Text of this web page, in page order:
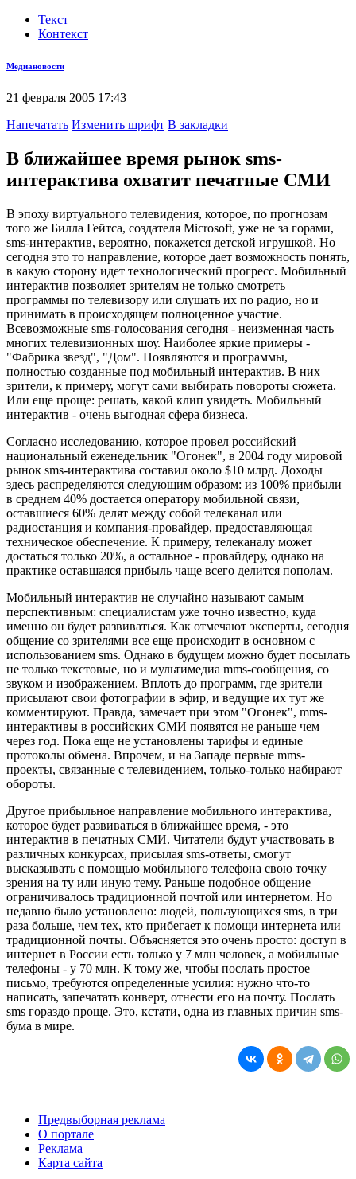
Текст
Контекст
Медиановости
21 февраля 2005 17:43
Напечатать Изменить шрифт В закладки
В ближайшее время рынок sms-
интерактива охватит печатные СМИ
В эпоху виртуального телевидения, которое, по прогнозам
того же Билла Гейтса, создателя Microsoft, уже не за горами,
sms-интерактив, вероятно, покажется детской игрушкой. Но
сегодня это то направление, которое дает возможность понять,
в какую сторону идет технологический прогресс. Мобильный
интерактив позволяет зрителям не только смотреть
программы по телевизору или слушать их по радио, но и
принимать в происходящем полноценное участие.
Всевозможные sms-голосования сегодня - неизменная часть
многих телевизионных шоу. Наиболее яркие примеры -
"Фабрика звезд", "Дом". Появляются и программы,
полностью созданные под мобильный интерактив. В них
зрители, к примеру, могут сами выбирать повороты сюжета.
Или еще проще: решать, какой клип увидеть. Мобильный
интерактив - очень выгодная сфера бизнеса.
Согласно исследованию, которое провел российский
национальный еженедельник "Огонек", в 2004 году мировой
рынок sms-интерактива составил около $10 млрд. Доходы
здесь распределяются следующим образом: из 100% прибыли
в среднем 40% достается оператору мобильной связи,
оставшиеся 60% делят между собой телеканал или
радиостанция и компания-провайдер, предоставляющая
техническое обеспечение. К примеру, телеканалу может
достаться только 20%, а остальное - провайдеру, однако на
практике оставшаяся прибыль чаще всего делится пополам.
Мобильный интерактив не случайно называют самым
перспективным: специалистам уже точно известно, куда
именно он будет развиваться. Как отмечают эксперты, сегодня
общение со зрителями все еще происходит в основном с
использованием sms. Однако в будущем можно будет посылать
не только текстовые, но и мультимедиа mms-сообщения, со
звуком и изображением. Вплоть до программ, где зрители
присылают свои фотографии в эфир, и ведущие их тут же
комментируют. Правда, замечает при этом "Огонек", mms-
интерактивы в российских СМИ появятся не раньше чем
через год. Пока еще не установлены тарифы и единые
протоколы обмена. Впрочем, и на Западе первые mms-
проекты, связанные с телевидением, только-только набирают
обороты.
Другое прибыльное направление мобильного интерактива,
которое будет развиваться в ближайшее время, - это
интерактив в печатных СМИ. Читатели будут участвовать в
различных конкурсах, присылая sms-ответы, смогут
высказывать с помощью мобильного телефона свою точку
зрения на ту или иную тему. Раньше подобное общение
ограничивалось традиционной почтой или интернетом. Но
недавно было установлено: людей, пользующихся sms, в три
раза больше, чем тех, кто прибегает к помощи интернета или
традиционной почты. Объясняется это очень просто: доступ в
интернет в России есть только у 7 млн человек, а мобильные
телефоны - у 70 млн. К тому же, чтобы послать простое
письмо, требуются определенные усилия: нужно что-то
написать, запечатать конверт, отнести его на почту. Послать
sms гораздо проще. Это, кстати, одна из главных причин sms-
бума в мире.
Предвыборная реклама
О портале
Реклама
Карта сайта